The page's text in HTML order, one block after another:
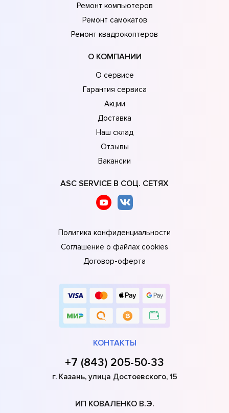
Ремонт компьютеров
Ремонт самокатов
Ремонт квадрокоптеров
О КОМПАНИИ
О сервисе
Гарантия сервиса
Акции
Доставка
Наш склад
Отзывы
Вакансии
ASC SERVICE В СОЦ. СЕТЯХ
Политика конфиденциальности
Соглашение о файлах cookies
Договор-оферта
КОНТАКТЫ
+7 (843) 205-50-33
г. Казань, улица Достоевского, 15
ИП КОВАЛЕНКО В.Э.